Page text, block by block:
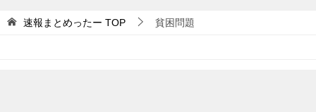
速報まとめったー TOP 貧困問題